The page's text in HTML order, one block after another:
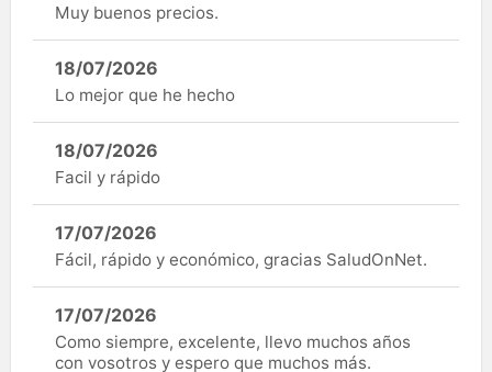
Muy buenos precios.
18/07/2026
Lo mejor que he hecho
18/07/2026
Facil y rápido
17/07/2026
Fácil, rápido y económico, gracias SaludOnNet.
17/07/2026
Como siempre, excelente, llevo muchos años
con vosotros y espero que muchos más.